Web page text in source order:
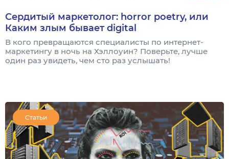
Сердитый маркетолог: horror poetry, или
Каким злым бывает digital
В кого превращаются специалисты по интернет-
маркетингу в ночь на Хэллоуин? Поверьте, лучше
один раз увидеть, чем сто раз услышать!
Статьи